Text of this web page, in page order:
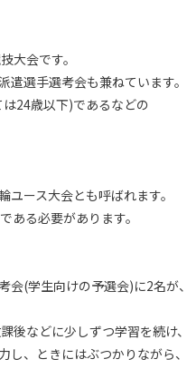
大会です。
選手選考会も兼ねています。
24歳以下)であるなどの
ース大会とも呼ばれます。
ある必要があります。
(学生向けの予選会)に2名が、
後などに少しずつ学習を続け、
、ときにはぶつかりながら、